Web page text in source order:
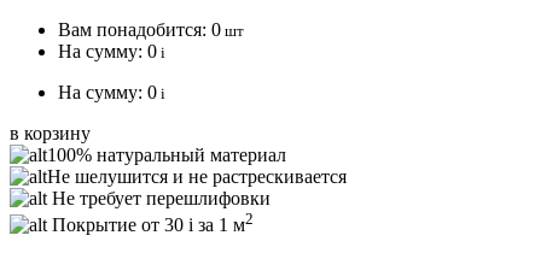
Вам понадобится: 0 шт
На сумму: 0 i
На сумму: 0 i
в корзину
100% натуральный материал
Не шелушится и не растрескивается
Не требует перешлифовки
Покрытие от 30 i за 1 м2